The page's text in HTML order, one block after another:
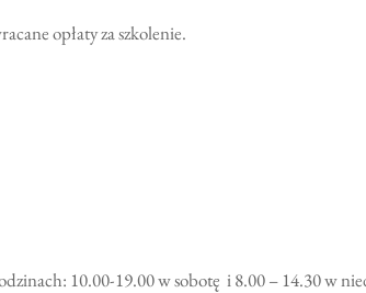
opłaty za szkolenie.
10.00-19.00 w sobotę i 8.00 – 14.30 w